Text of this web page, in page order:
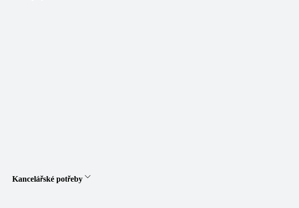
Kancelářské potřeby